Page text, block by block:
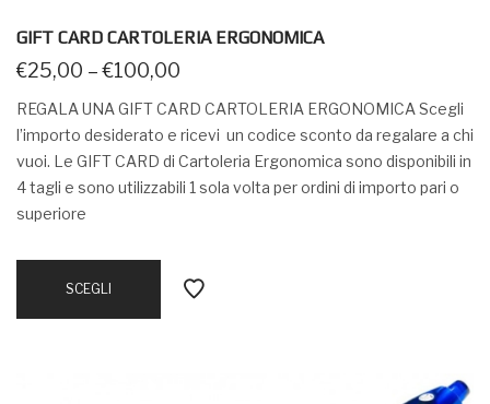
GIFT CARD CARTOLERIA ERGONOMICA
€25,00 –€100,00
REGALA UNA GIFT CARD CARTOLERIA ERGONOMICA Scegli
l’importo desiderato e ricevi un codice sconto da regalare a chi
vuoi. Le GIFT CARD di Cartoleria Ergonomica sono disponibili in
4 tagli e sono utilizzabili 1 sola volta per ordini di importo pari o
superiore
SCEGLI